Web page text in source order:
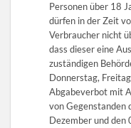
Personen über 18
dürfen in der Zeit
Verbraucher nicht
dass dieser eine
zuständigen
Donnerstag,
Abgabeverbot mit
von Gegenstanden
Dezember und den